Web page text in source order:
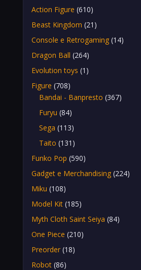
Action Figure (610)
Beast Kingdom (21)
Console e Retrogaming (14)
Dragon Ball (264)
Evolution toys (1)
Figure (708)
Bandai - Banpresto (367)
Furyu (84)
Sega (113)
Taito (131)
Funko Pop (590)
Gadget e Merchandising (224)
Miku (108)
Model Kit (185)
Myth Cloth Saint Seiya (84)
One Piece (210)
Preorder (18)
Robot (86)